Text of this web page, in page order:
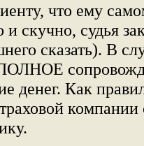
что ему
и скучно, судья
сказать). В
денег. Как